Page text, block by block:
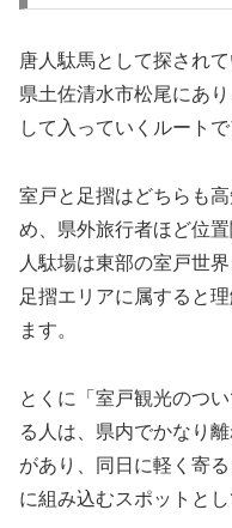
唐人駄馬として探され
県土佐清水市松尾にあ
して入っていくルート
室戸と足摺はどちらも
め、県外旅行者ほど位
人駄場は東部の室戸世
足摺エリアに属すると
ます。
とくに「室戸観光のつ
る人は、県内でかなり
があり、同日に軽く寄
に組み込むスポットと